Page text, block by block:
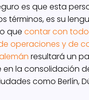
es que esta
términos, es su
quecontar con
operaciones y de
resultará un
en la consolidación
como Berlín,